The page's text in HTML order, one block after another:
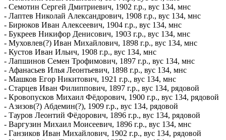
- Семотин Сергей Дмитриевич, 1902 г.р., вус 134, мнс
- Лаптев Николай Александрович, 1908 г.р., вус 134, мнс
- Бирюков Иван Алексеевич, 1904 г.р., вус 134, мнс
- Букреев Никифор Денисович, 1903 г.р., вус 134, мнс
- Муховлев(?) Иван Михайлович, 1898 г.р., вус 134, мнс
- Кустов Иван Ильич, 1908 г.р., вус 134, мнс
- Лапшинов Семен Трофимович, 1897 г.р., вус 134, мнс
- Афанасьев Илья Леонтьевич, 1898 г.р., вус 134, мнс
- Машков Егор Никитович, 1921 г.р., вус 134, мнс
- Старцев Иван Филиппович, 1897 г.р., вус 134, рядовой
- Кровопусков Михаил Фёдорович, 1900 г.р., вус 134, рядовой
- Азизов(?) Абдемин(?), 1909 г.р., вус 134, рядовой
- Тауров Леонтий Фёдорович, 1896 г.р., вус 134, рядовой
- Варгузин Михаил Моисеевич, 1896 г.р., вус 134, мнс
- Ганзиков Иван Михайлович, 1902 г.р., вус 134, рядовой